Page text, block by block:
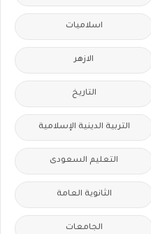
اسلاميات
الازهر
التاريخ
التربية الدينية الإسلامية
التعليم السعودى
الثانوية العامة
الجامعات